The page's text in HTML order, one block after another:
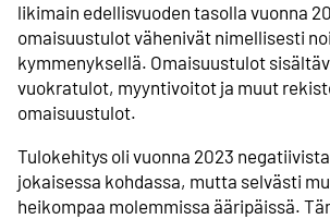
likimain edellisvuoden tasolla vuonna
omaisuustulot vähenivät nimellisesti
kymmenyksellä. Omaisuustulot
vuokratulot, myyntivoitot ja muut
omaisuustulot.
Tulokehitys oli vuonna 2023
jokaisessa kohdassa, mutta selvästi
heikompaa molemmissa ääripäissä.